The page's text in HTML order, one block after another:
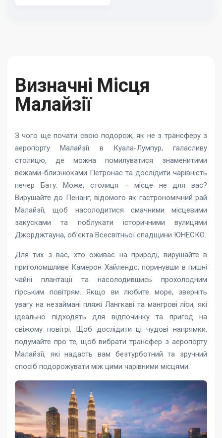
Визначні Місця
Малайзії
З чого ще почати свою подорож, як не з трансферу з
аеропорту Малайзії в Куала-Лумпур, галасливу
столицю, де можна помилуватися знаменитими
вежами-близнюками Петронас та дослідити чарівність
печер Бату. Може, столиця – місце не для вас?
Вирушайте до Пенанг, відомого як гастрономічний рай
Малайзії, щоб насолодитися смачними місцевими
закусками та поблукати історичними вулицями
Джорджтауна, об’єкта Всесвітньої спадщини ЮНЕСКО.
Для тих з вас, хто оживає на природі, вирушайте в
приголомшливе Камерон Хайлендс, поринувши в пишні
чайні плантації та насолодившись прохолодним
гірським повітрям. Якщо ви любите море, зверніть
увагу на незаймані пляжі Лангкаві та мангрові ліси, які
ідеально підходять для відпочинку та пригод на
свіжому повітрі. Щоб дослідити ці чудові напрямки,
подумайте про те, щоб вибрати трансфер з аеропорту
Малайзії, які надасть вам безтурботний та зручний
спосіб подорожувати між цими чарівними місцями.